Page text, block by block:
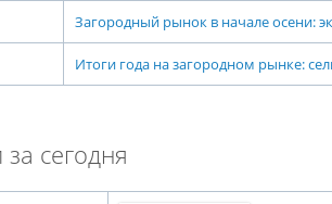
Загородный рынок в начале осени:
Итоги года на загородном рынке:
сегодня